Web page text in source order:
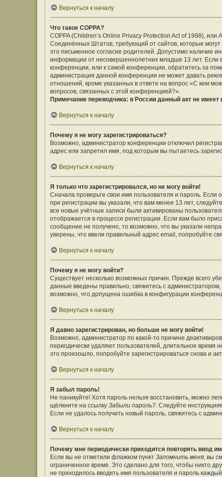
Вернуться к началу
Что такое COPPA?
COPPA (Children’s Online Privacy Protection Act of 1998),
Соединённых Штатов, требующий от сайтов, которые
это письменное согласие родителей. Допустимо наличие
информации от несовершеннолетних младше 13 лет. Если
конференции, или к самой конференции, обратитесь за
администрация данной конференции не может давать
отношений, кроме указанных в ответе на вопрос «С кем
вопросов, связанных с этой конференцией?».
Примечание переводчика: в России данный акт не
Вернуться к началу
Почему я не могу зарегистрироваться?
Возможно, администратор конференции отключил
адрес или запретил имя, под которым вы пытаетесь
Вернуться к началу
Я только что зарегистрировался, но не могу войти!
Сначала проверьте свои имя пользователя и пароль.
при регистрации вы указали, что вам менее 13 лет,
все новые учётные записи были активированы
отображается в процессе регистрации. Если вам было
сообщение не получено, то возможно, что вы указали
уверены, что ввели правильный адрес email, попробуйте
Вернуться к началу
Почему я не могу войти?
Существует несколько возможных причин. Прежде всего
данные введены правильно, свяжитесь с
возможно, что допущена ошибка в конфигурации
Вернуться к началу
Я давно зарегистрирован, но больше не могу войти!
Возможно, администратор по какой-то причине
периодически удаляют пользователей, длительное
это произошло, попробуйте зарегистрироваться снова и
Вернуться к началу
Я забыл пароль!
Не паникуйте! Хотя пароль нельзя восстановить, можно
щёлкните на ссылку Забыли пароль?. Следуйте
Если не удалось получить новый пароль, свяжитесь с
Вернуться к началу
Почему мне периодически приходится повторять ввод
Если вы не отметили флажком пункт Запомнить меня, вы
ограниченное время. Это сделано для того, чтобы никто
не приходилось вводить имя пользователя и пароль